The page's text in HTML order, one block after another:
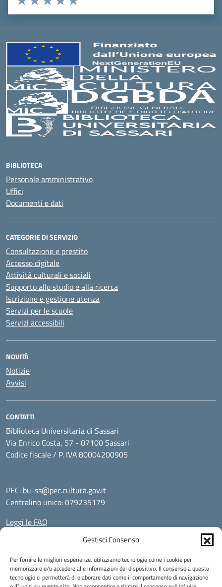
Gestisci Consenso
Per fornire le migliori esperienze, utilizziamo tecnologie come i cookie per
memorizzare e/o accedere alle informazioni del dispositivo. Il consenso a queste
tecnologie ci permetterà di elaborare dati come il comportamento di navigazione
Valuta 5 stelle su 5
Valuta 4 stelle su 5
Valuta 3 stelle su 5
Valuta 2 stelle su 5
Valuta 1 stelle su 5
BIBLIOTECA
Personale amministrativo
Uffici
Documenti e dati
CATEGORIE DI SERVIZIO
Consultazione e prestito
Accesso digitale
Attività culturali e sociali
Supporto allo studio e alla ricerca
Iscrizione e gestione utenza
Servizi per le scuole
Servizi accessibili
NOVITÀ
Notizie
Avvisi
CONTATTI
Biblioteca Universitaria di Sassari
Via Enrico Costa, 57 - 07100 Sassari
Codice fiscale / P. IVA:80004200905
PEC: bu-ss@pec.cultura.gov.it
Centralino unico: 079235179
Leggi le FAQ
Prenotazione appuntamento
Segnalazione disservizio
Richiesta assistenza
Informativa privacy
Note legali